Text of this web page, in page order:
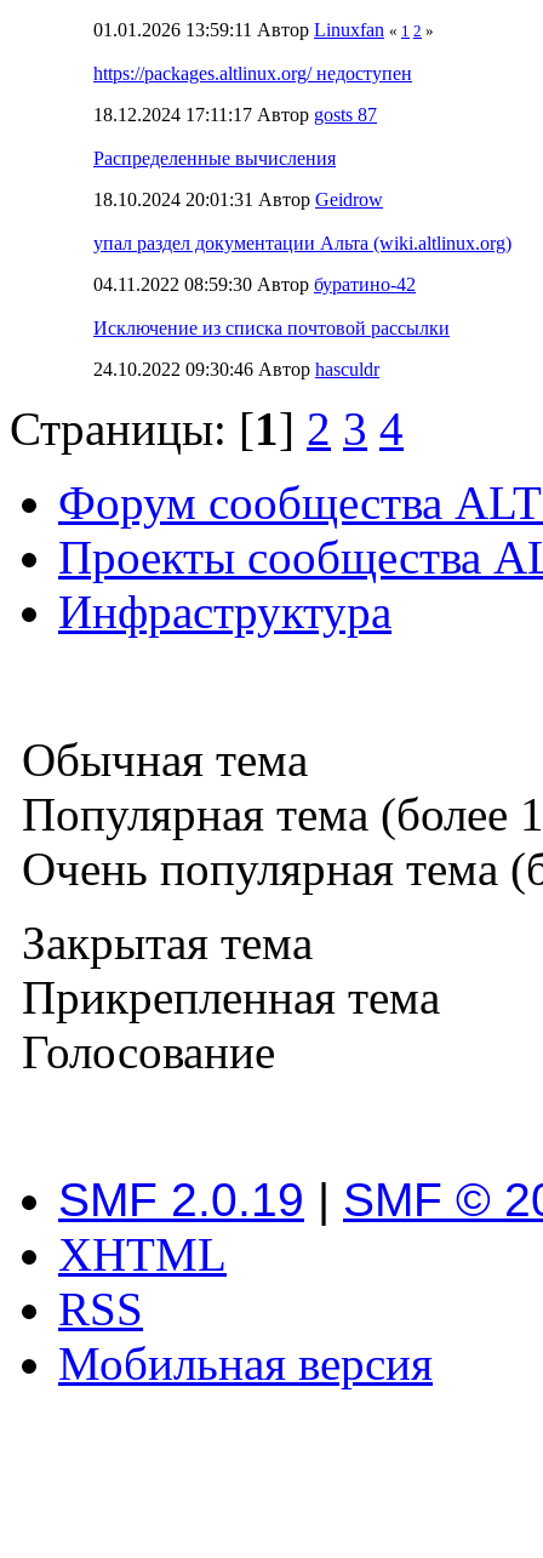
01.01.2026 13:59:11 Автор Linuxfan « 1 2 »
https://packages.altlinux.org/ недоступен
18.12.2024 17:11:17 Автор gosts 87
Распределенные вычисления
18.10.2024 20:01:31 Автор Geidrow
упал раздел документации Альта (wiki.altlinux.org)
04.11.2022 08:59:30 Автор буратино-42
Исключение из списка почтовой рассылки
24.10.2022 09:30:46 Автор hasculdr
Страницы: [1] 2 3 4
Форум сообщества
Проекты сообщества
Инфраструктура
Обычная тема
Популярная тема (более
Очень популярная тема
Закрытая тема
Прикрепленная тема
Голосование
SMF 2.0.19 | SMF ©
XHTML
RSS
Мобильная версия